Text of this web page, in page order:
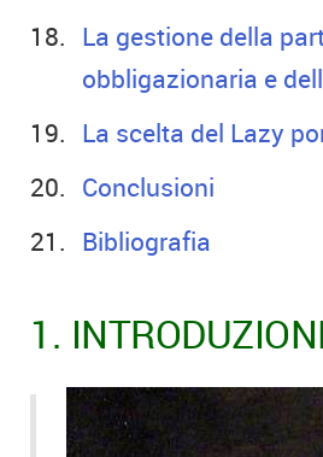
La gestione della
obbligazionaria e
La scelta del Lazy
Conclusioni
Bibliografia
1.